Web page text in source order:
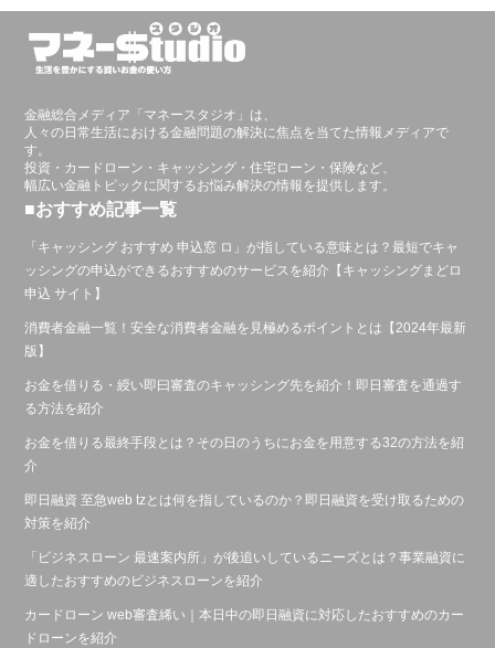
金融総合メディア「マネースタジオ」は、
人々の日常生活における金融問題の解決に焦点を当てた情報メディアで
す。
投資・カードローン・キャッシング・住宅ローン・保険など、
幅広い金融トピックに関するお悩み解決の情報を提供します。
■おすすめ記事一覧
「キャッシング おすすめ 申込窓 ロ」が指している意味とは？最短でキャ
ッシングの申込ができるおすすめのサービスを紹介【キャッシングまどロ
申込 サイト】
消費者金融一覧！安全な消費者金融を見極めるポイントとは【2024年最新
版】
お金を借りる・綬い即曰審査のキャッシング先を紹介！即日審査を通過す
る方法を紹介
お金を借りる最終手段とは？その日のうちにお金を用意する32の方法を紹
介
即日融資 至急web tzとは何を指しているのか？即日融資を受け取るための
対策を紹介
「ビジネスローン 最速案内所」が後追いしているニーズとは？事業融資に
適したおすすめのビジネスローンを紹介
カードローン web審査絺い｜本日中の即日融資に対応したおすすめのカー
ドローンを紹介